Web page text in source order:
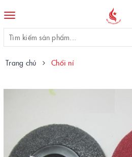
Toggle
navigation
Trang chủ Chổi nỉ